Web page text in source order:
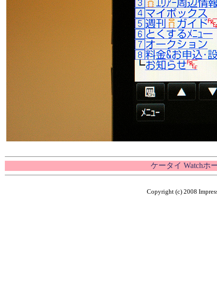
ケータイ Watchホ
Copyright (c) 2008